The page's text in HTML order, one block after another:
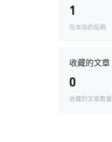
1
在本站的投稿
收藏的文章
0
收藏的文章数量